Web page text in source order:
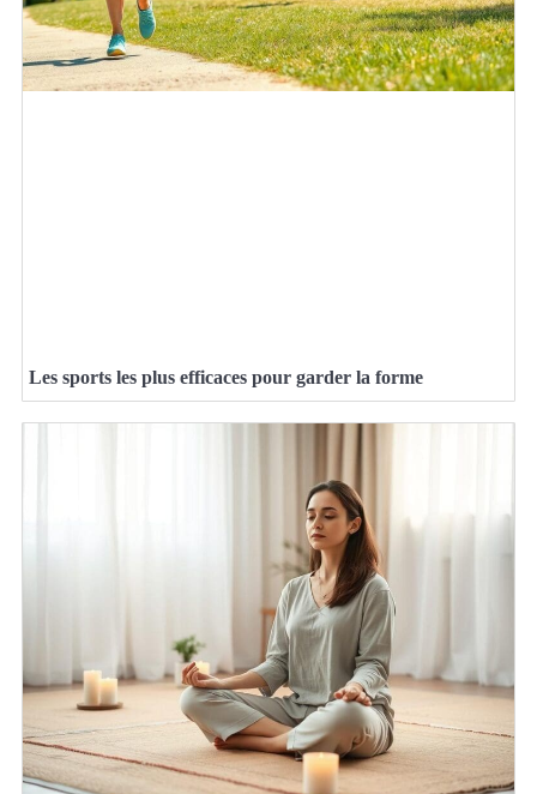
Les sports les plus efficaces pour garder la forme